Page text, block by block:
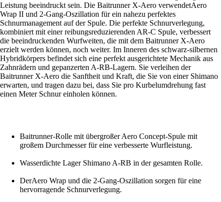
Leistung beeindruckt sein. Die Baitrunner X-Aero verwendetAero
Wrap II und 2-Gang-Oszillation für ein nahezu perfektes
Schnurmanagement auf der Spule. Die perfekte Schnurverlegung,
kombiniert mit einer reibungsreduzierenden AR-C Spule, verbessert
die beeindruckenden Wurfweiten, die mit dem Baitrunner X-Aero
erzielt werden können, noch weiter. Im Inneren des schwarz-silbernen
Hybridkörpers befindet sich eine perfekt ausgerichtete Mechanik aus
Zahnrädern und gepanzerten A-RB-Lagern. Sie verleihen der
Baitrunner X-Aero die Sanftheit und Kraft, die Sie von einer Shimano
erwarten, und tragen dazu bei, dass Sie pro Kurbelumdrehung fast
einen Meter Schnur einholen können.
Baitrunner-Rolle mit übergroßer Aero Concept-Spule mit
großem Durchmesser für eine verbesserte Wurfleistung.
Wasserdichte Lager Shimano A-RB in der gesamten Rolle.
DerAero Wrap und die 2-Gang-Oszillation sorgen für eine
hervorragende Schnurverlegung.